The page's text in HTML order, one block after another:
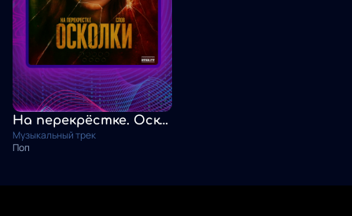
На перекрёстке. Осколки слов
Музыкальный трек
Поп